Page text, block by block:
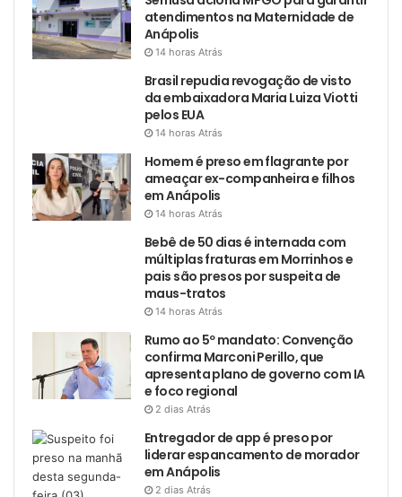
atendimentos na Maternidade de
Anápolis
14 horas Atrás
Brasil repudia revogação de visto
da embaixadora Maria Luiza Viotti
pelos EUA
14 horas Atrás
Homem é preso em flagrante por
ameaçar ex-companheira e filhos
em Anápolis
14 horas Atrás
Bebê de 50 dias é internada com
múltiplas fraturas em Morrinhos e
pais são presos por suspeita de
maus-tratos
14 horas Atrás
Rumo ao 5º mandato: Convenção
confirma Marconi Perillo, que
apresenta plano de governo com IA
e foco regional
2 dias Atrás
Entregador de app é preso por
liderar espancamento de morador
em Anápolis
2 dias Atrás